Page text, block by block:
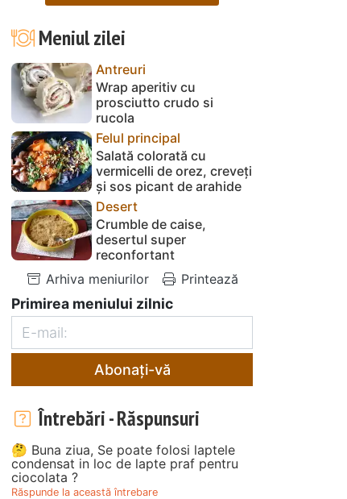
Meniul zilei
Antreuri
Wrap aperitiv cu
prosciutto crudo si
rucola
Felul principal
Salată colorată cu
vermicelli de orez, creveți
și sos picant de arahide
Desert
Crumble de caise,
desertul super
reconfortant
Arhiva meniurilor
Printează
Primirea meniului zilnic
Abonați-vă
Întrebări - Răspunsuri
🤔 Buna ziua, Se poate folosi laptele
condensat in loc de lapte praf pentru
ciocolata ?
Răspunde la această întrebare